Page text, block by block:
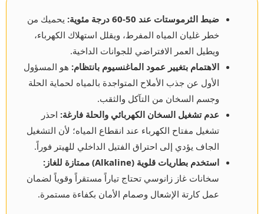
ضبط الثرموستات عند 50-60 درجة مئوية:
يحميك من
خطر غليان المياه المفرط، ويقلل استهلاك الكهرباء،
ويطيل العمر الافتراضي للجوانات الداخية.
الاهتمام بتغيير عمود الماغنسيوم بانتظام: هو المسؤول
الأول عن جذب الأملاح المتواجدة بالمياه لحماية الحلة
وجسم السخان من التآكل والثقب.
عدم تشغيل السخان الكهربائي والحلة فارغة: احذر
تشغيل مفتاح الكهرباء عند انقطاع المياه؛ لأن التشغيل
الجاف يؤدي إلى احتراق الفتيل الداخلي للهيتر فوراً.
استخدم بطاريات قلوية (Alkaline) ممتازة للغاز:
سخانات غاز زانوسي تحتاج تياراً مستقراً وقوياً لضمان
عمل كارتة الإشعال وصمام الأمان بكفاءة مستمرة.